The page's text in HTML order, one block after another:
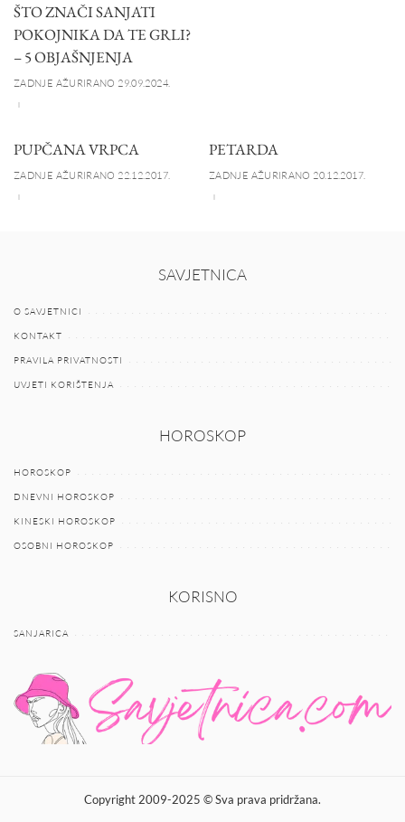
ŠTO ZNAČI SANJATI
POKOJNIKA DA TE GRLI?
– 5 OBJAŠNJENJA
ZADNJE AŽURIRANO 29.09.2024.
PUPČANA VRPCA
ZADNJE AŽURIRANO 22.12.2017.
PETARDA
ZADNJE AŽURIRANO 20.12.2017.
SAVJETNICA
O SAVJETNICI
KONTAKT
PRAVILA PRIVATNOSTI
UVJETI KORIŠTENJA
HOROSKOP
HOROSKOP
DNEVNI HOROSKOP
KINESKI HOROSKOP
OSOBNI HOROSKOP
KORISNO
SANJARICA
Copyright 2009-2025 © Sva prava pridržana.